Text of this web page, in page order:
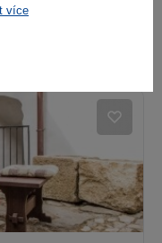
více